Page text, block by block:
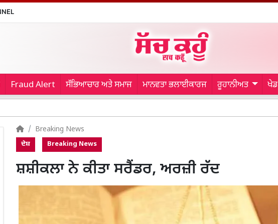
Fraud Alert ਸੱਭਿਆਚਾਰ ਅਤੇ ਸਮਾਜ ਮਾਨਵਤਾ ਭਲਾਈਕਾਰਜ ਰੂਹਾਨੀਅਤ
Patiala
Breaking News
ਦੇਸ਼ Breaking News
ਸ਼ਸ਼ੀਕਲਾ ਨੇ ਕੀਤਾ ਸਰੈਂਡਰ, ਅਰਜ਼ੀ ਰੱਦ